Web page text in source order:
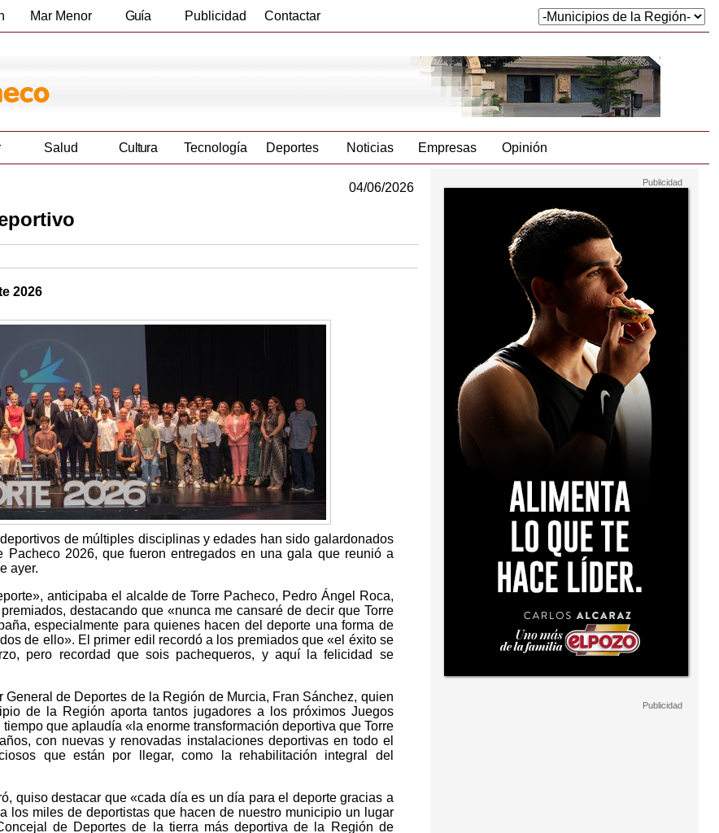
Mar Menor Guía Publicidad Contactar
Salud Cultura Tecnología Deportes Noticias Empresas Opinión
04/06/2026
2026
de múltiples disciplinas y edades han sido galardonados
Pacheco 2026, que fueron entregados en una gala que reunió a
ayer.
anticipaba el alcalde de Torre Pacheco, Pedro Ángel Roca,
destacando que «nunca me cansaré de decir que Torre
especialmente para quienes hacen del deporte una forma de
de ello». El primer edil recordó a los premiados que «el éxito se
pero recordad que sois pachequeros, y aquí la felicidad se
de Deportes de la Región de Murcia, Fran Sánchez, quien
de la Región aporta tantos jugadores a los próximos Juegos
que aplaudía «la enorme transformación deportiva que Torre
con nuevas y renovadas instalaciones deportivas en todo el
que están por llegar, como la rehabilitación integral del
quiso destacar que «cada día es un día para el deporte gracias a
los miles de deportistas que hacen de nuestro municipio un lugar
de Deportes de la tierra más deportiva de la Región de